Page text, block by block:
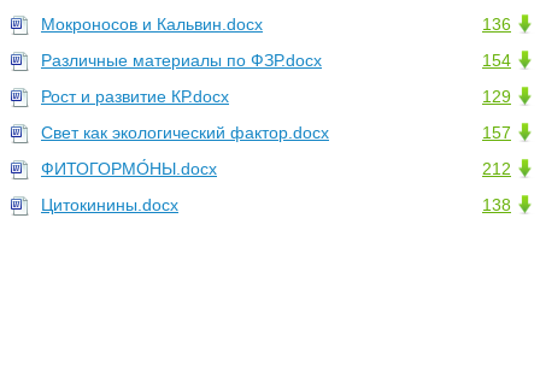
136
Мокроносов и Кальвин.docx
154
Различные материалы по ФЗР.docx
129
Рост и развитие КР.docx
157
Свет как экологический фактор.docx
212
ФИТОГОРМО́НЫ.docx
138
Цитокинины.docx